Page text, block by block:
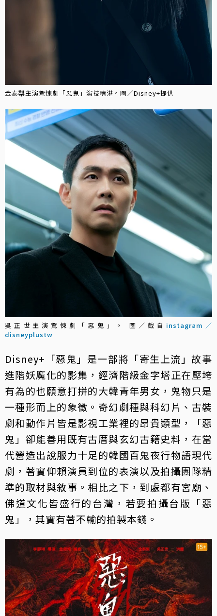
金泰梨主演驚悚劇「惡鬼」演技精湛。圖／Disney+提供
吳正世主演驚悚劇「惡鬼」。 圖／截自 instagram／
disneyplustw
Disney+「惡鬼」是一部將「寄生上流」故事
進階妖魔化的影集，經濟階級金字塔正在壓垮
有為的也願意打拼的大韓青年男女，鬼物只是
一種形而上的象徵。奇幻劇種與科幻片、古裝
劇和動作片皆是影視工業裡的昂貴類型，「惡
鬼」卻能善用既有古厝與玄幻古籍史料，在當
代營造出說服力十足的韓國百鬼夜行物語現代
劇，著實仰賴演員到位的表演以及拍攝團隊精
準的取材與敘事。相比之下，到處都有宮廟、
佛道文化皆盛行的台灣，若要拍攝台版「惡
鬼」，其實有著不輸的拍製本錢。